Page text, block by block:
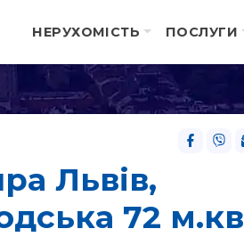
НЕРУХОМІСТЬ ПОСЛУГИ
Львів,
72 м.кв